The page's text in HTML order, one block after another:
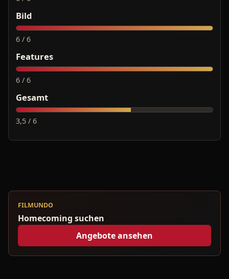
Bild
6 / 6
Features
6 / 6
Gesamt
3,5 / 6
FILMUNDO
Homecoming suchen
Angebote ansehen